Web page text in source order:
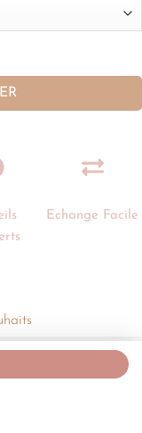
Echange Facile